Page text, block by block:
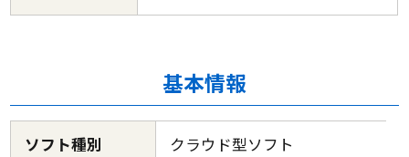
基本情報
ソフト種別 クラウド型ソフト